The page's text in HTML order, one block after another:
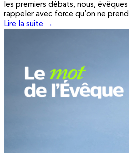
les premiers débats, nous,
rappeler avec force qu’on ne
Lire la suite →